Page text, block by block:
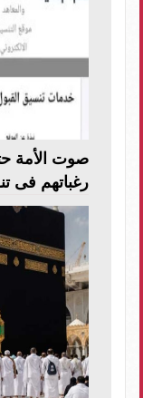
رغباتهم فى